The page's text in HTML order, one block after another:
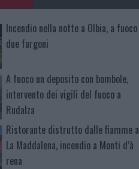
Incendio nella notte a Olbia, a fuoco
due furgoni
A fuoco un deposito con bombole,
intervento dei vigili del fuoco a
Rudalza
Ristorante distrutto dalle fiamme a
La Maddalena, incendio a Monti d’à
rena